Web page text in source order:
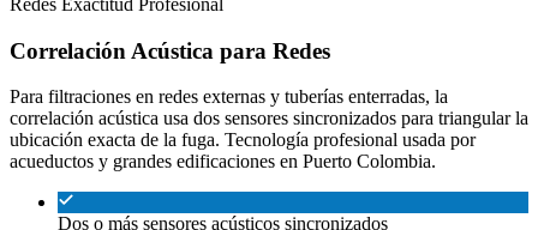
Redes Exactitud Profesional
Correlación Acústica para Redes
Para filtraciones en redes externas y tuberías enterradas, la
correlación acústica usa dos sensores sincronizados para triangular la
ubicación exacta de la fuga. Tecnología profesional usada por
acueductos y grandes edificaciones en Puerto Colombia.
Dos o más sensores acústicos sincronizados